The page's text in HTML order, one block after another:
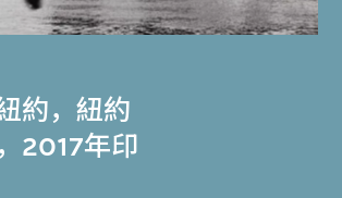
約，紐約
2017年印